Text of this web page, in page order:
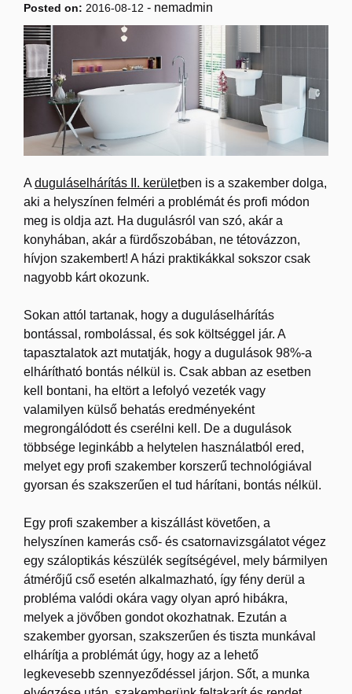
Posted on: 2016-08-12 - nemadmin
Aduguláselhárítás II. kerületben is a szakember dolga,
aki a helyszínen felméri a problémát és profi módon
meg is oldja azt. Ha dugulásról van szó, akár a
konyhában, akár a fürdőszobában, ne tétovázzon,
hívjon szakembert! A házi praktikákkal sokszor csak
nagyobb kárt okozunk.
Sokan attól tartanak, hogy a duguláselhárítás
bontással, rombolással, és sok költséggel jár. A
tapasztalatok azt mutatják, hogy a dugulások 98%-a
elhárítható bontás nélkül is. Csak abban az esetben
kell bontani, ha eltört a lefolyó vezeték vagy
valamilyen külső behatás eredményeként
megrongálódott és cserélni kell. De a dugulások
többsége leginkább a helytelen használatból ered,
melyet egy profi szakember korszerű technológiával
gyorsan és szakszerűen el tud hárítani, bontás nélkül.
Egy profi szakember a kiszállást követően, a
helyszínen kamerás cső- és csatornavizsgálatot végez
egy száloptikás készülék segítségével, mely bármilyen
átmérőjű cső esetén alkalmazható, így fény derül a
probléma valódi okára vagy olyan apró hibákra,
melyek a jövőben gondot okozhatnak. Ezután a
szakember gyorsan, szakszerűen és tiszta munkával
elhárítja a problémát úgy, hogy az a lehető
legkevesebb szennyeződéssel járjon. Sőt, a munka